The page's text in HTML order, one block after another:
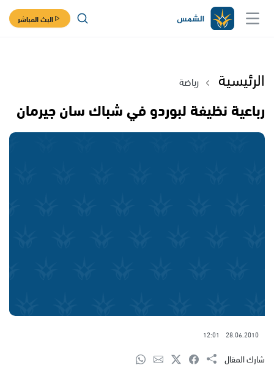
البث المباشر
الرئيسية رياضة
رباعية نظيفة لبوردو في شباك سان جيرمان
28.06.2010
12:01
شارك المقال